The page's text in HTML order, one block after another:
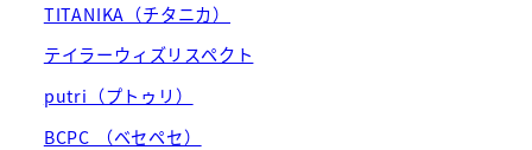
TITANIKA（チタニカ）
テイラーウィズリスペクト
putri（プトゥリ）
BCPC （ベセペセ）